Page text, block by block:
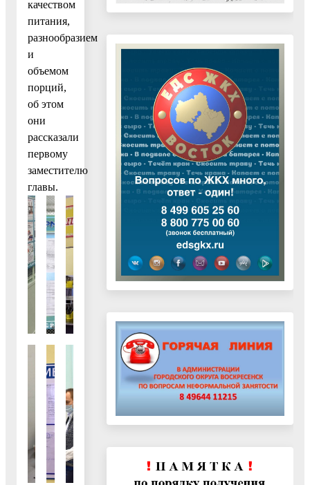
качеством
питания,
разнообразием
и
объемом
порций,
об этом
они
рассказали
первому
заместителю
главы.